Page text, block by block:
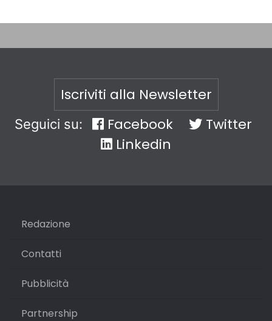
Iscriviti alla Newsletter
Seguici su: Facebook
Twitter
Linkedin
Redazione
Contatti
Pubblicità
Partnership